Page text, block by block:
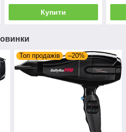
Купити
Топ продажів –20%